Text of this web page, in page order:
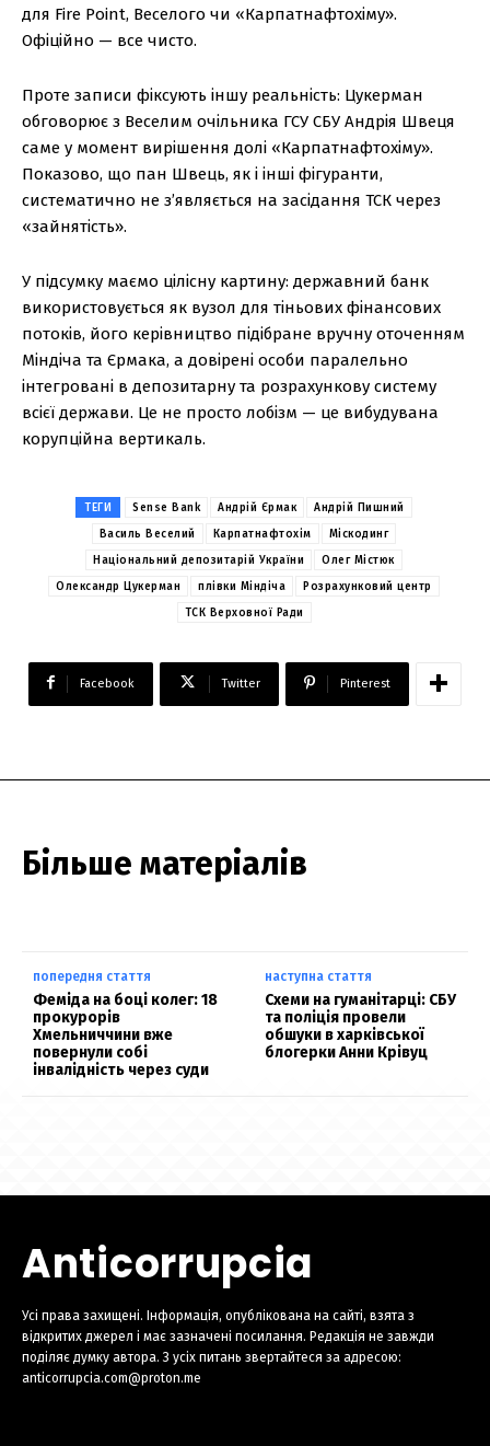
для Fire Point, Веселого чи «Карпатнафтохіму».
Офіційно — все чисто.
Проте записи фіксують іншу реальність: Цукерман
обговорює з Веселим очільника ГСУ СБУ Андрія Швеця
саме у момент вирішення долі «Карпатнафтохіму».
Показово, що пан Швець, як і інші фігуранти,
систематично не з’являється на засідання ТСК через
«зайнятість».
У підсумку маємо цілісну картину: державний банк
використовується як вузол для тіньових фінансових
потоків, його керівництво підібране вручну оточенням
Міндіча та Єрмака, а довірені особи паралельно
інтегровані в депозитарну та розрахункову систему
всієї держави. Це не просто лобізм — це вибудувана
корупційна вертикаль.
ТЕГИ Sense Bank Андрій Єрмак
Андрій Пишний
Василь Веселий
Карпатнафтохім
Міскодинг
Національний депозитарій України
Олег Містюк
Олександр Цукерман
плівки Міндіча
Розрахунковий центр
ТСК Верховної Ради
Facebook Twitter Pinterest
Більше матеріалів
попередня стаття
Феміда на боці колег: 18
прокурорів
Хмельниччини вже
повернули собі
інвалідність через суди
наступна стаття
Схеми на гуманітарці: СБУ
та поліція провели
обшуки в харківської
блогерки Анни Крівуц
Anticorrupcia
Усі права захищені. Інформація, опублікована на сайті, взята з
відкритих джерел і має зазначені посилання. Редакція не завжди
поділяє думку автора. З усіх питань звертайтеся за адресою:
anticorrupcia.com@proton.me